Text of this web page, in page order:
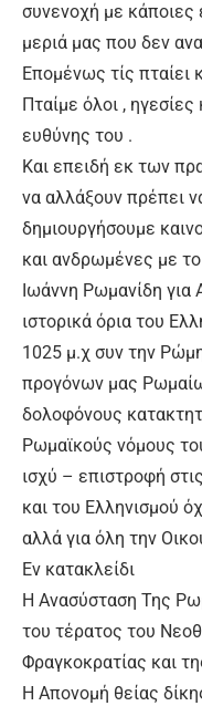
συνενοχή με
μεριά μας που δεν
Επομένως τίς πταίει
Πταίμε όλοι ,
ευθύνης του .
Και επειδή εκ των
να αλλάξουν πρέπει
δημιουργήσουμε
και ανδρωμένες με
Ιωάννη Ρωμανίδη
ιστορικά όρια του
1025 μ.χ συν την
προγόνων μας
δολοφόνους
Ρωμαϊκούς νόμους
ισχύ – επιστροφή
και του Ελληνισμού
αλλά για όλη την
Εν κατακλείδι
Η Ανασύσταση Της
του τέρατος του
Φραγκοκρατίας και
Η Απονομή θείας